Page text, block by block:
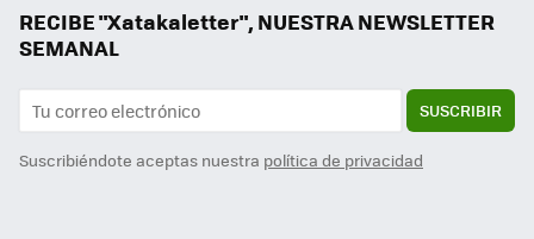
RECIBE "Xatakaletter", NUESTRA NEWSLETTER
SEMANAL
SUSCRIBIR
Suscribiéndote aceptas nuestra política de privacidad